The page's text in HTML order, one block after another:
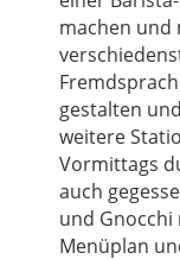
machen und
gestalten
weitere
Vormittags
auch
und
Menüplan